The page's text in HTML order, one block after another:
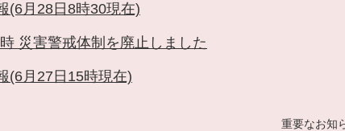
(6月28日8時30現在)
災害警戒体制を廃止しました
(6月27日15時現在)
重要なお知